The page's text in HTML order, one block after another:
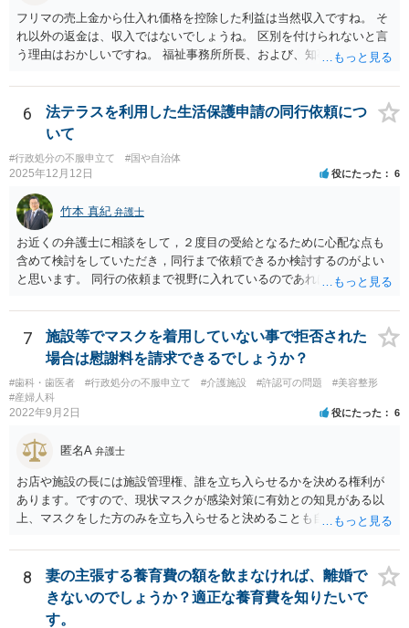
フリマの売上金から仕入れ価格を控除した利益は当然収入ですね。 そ
れ以外の返金は、収入ではないでしょうね。 区別を付けられないと言
う理由はおかしいですね。 福祉事務所所長、および、知事、および、
でしょう。
6
法テラスを利用した生活保護申請の同行依頼につ
いて
#行政処分の不服申立て #国や自治体
2025年12月12日 役にたった 6
竹本 真紀 弁護士
お近くの弁護士に相談をして，２度目の受給となるために心配な点も
含めて検討をしていただき，同行まで依頼できるか検討するのがよい
と思います。 同行の依頼まで視野に入れているのであれば，お近くの
7
施設等でマスクを着用していない事で拒否された
場合は慰謝料を請求できるでしょうか？
#歯科・歯医者 #行政処分の不服申立て #介護施設 #許認可の問題
#美容整形
#産婦人科
2022年9月2日 役にたった 6
匿名A 弁護士
お店や施設の長には施設管理権、誰を立ち入らせるかを決める権利が
あります。ですので、現状マスクが感染対策に有効との知見がある以
上、マスクをした方のみを立ち入らせると決めることも自由であり、
など公益的な側面のある業種ですと、公衆浴場法など各種業法で定め
られた理由以外での利用拒否は禁止されていますし、公の施設でもマ
スクなしだけでの利用拒否は問題となりえますが、民間のお店に対し
ては慰謝料の請求は認められないと考えられます。
8
妻の主張する養育費の額を飲まなければ、離婚で
きないのでしょうか？適正な養育費を知りたいで
す。